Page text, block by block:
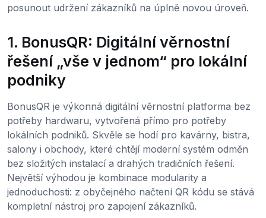
posunout udržení zákazníků na úplně novou úroveň.
1. BonusQR: Digitální věrnostní
řešení „vše v jednom“ pro lokální
podniky
BonusQR je výkonná digitální věrnostní platforma bez
potřeby hardwaru, vytvořená přímo pro potřeby
lokálních podniků. Skvěle se hodí pro kavárny, bistra,
salony i obchody, které chtějí moderní systém odměn
bez složitých instalací a drahých tradičních řešení.
Největší výhodou je kombinace modularity a
jednoduchosti: z obyčejného načtení QR kódu se stává
kompletní nástroj pro zapojení zákazníků.